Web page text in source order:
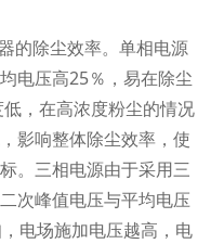
的除尘效率。单相电源
电压高25％，易在除尘
，在高浓度粉尘的情况
影响整体除尘效率，使
。三相电源由于采用三
次峰值电压与平均电压
电场施加电压越高，电